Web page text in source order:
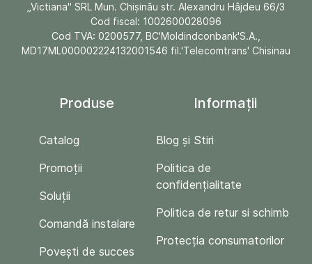
„Victiana" SRL Mun. Chişinău str. Alexandru Hâjdeu 66/3
Cod fiscal: 1002600028096
Cod TVA: 0200577, BC'Moldindconbank'S.A.,
MD17ML000002224132001546 fil.'Telecomtrans' Chisinau
Produse
Catalog
Promoții
Soluții
Comandă instalare
Povești de succes
Informații
Blog și Stiri
Politica de
confidențialitate
Politica de retur si schimb
Protecția consumatorilor